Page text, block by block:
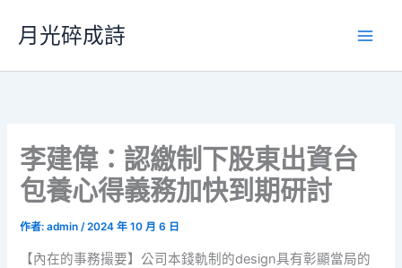
要
月光碎成詩
李建偉：認繳制下股東出資台
包養心得義務加快到期研討
作者:admin/2024 年 10 月 6 日
【內在的事務撮要】公司本錢軌制的design具有彰顯當局的